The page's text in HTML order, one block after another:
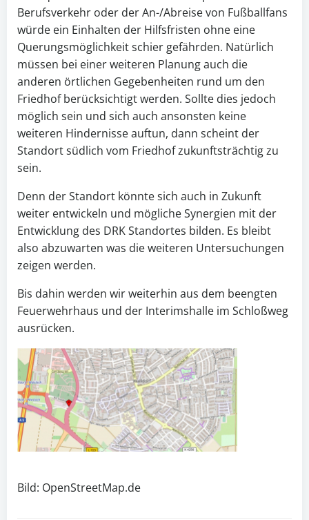
Berufsverkehr oder der An-/Abreise von Fußballfans
würde ein Einhalten der Hilfsfristen ohne eine
Querungsmöglichkeit schier gefährden. Natürlich
müssen bei einer weiteren Planung auch die
anderen örtlichen Gegebenheiten rund um den
Friedhof berücksichtigt werden. Sollte dies jedoch
möglich sein und sich auch ansonsten keine
weiteren Hindernisse auftun, dann scheint der
Standort südlich vom Friedhof zukunftsträchtig zu
sein.
Denn der Standort könnte sich auch in Zukunft
weiter entwickeln und mögliche Synergien mit der
Entwicklung des DRK Standortes bilden. Es bleibt
also abzuwarten was die weiteren Untersuchungen
zeigen werden.
Bis dahin werden wir weiterhin aus dem beengten
Feuerwehrhaus und der Interimshalle im Schloßweg
ausrücken.
Bild: OpenStreetMap.de